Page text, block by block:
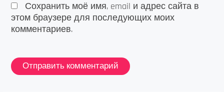
Сохранить моё имя, email и адрес сайта в
этом браузере для последующих моих
комментариев.